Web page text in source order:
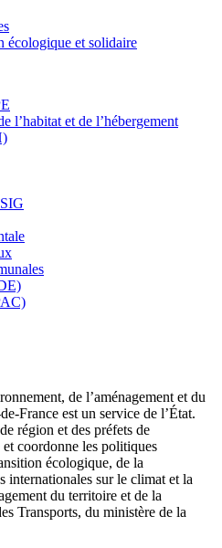
écologique et solidaire
l’habitat et de l’hébergement
de l’aménagement et du
France est un service de l’État.
région et des préfets de
coordonne les politiques
écologique, de la
internationales sur le climat et la
du territoire et de la
Transports, du ministère de la